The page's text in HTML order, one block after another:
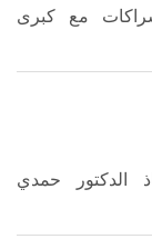
مع كبرى
الدكتور حمدي